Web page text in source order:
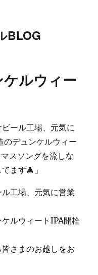
BLOG
ルウィー
工場、元気に営業
ルウィートIPA開栓
さまのお越しをお